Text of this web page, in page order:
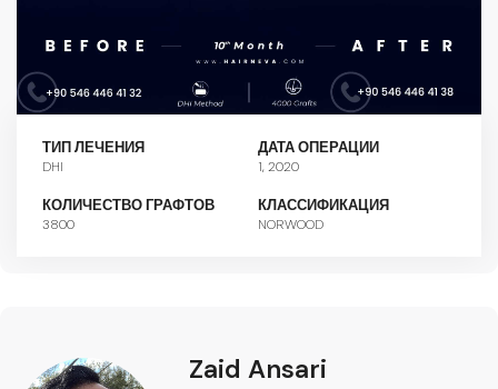
ТИП ЛЕЧЕНИЯ
DHI
ДАТА ОПЕРАЦИИ
1, 2020
КОЛИЧЕСТВО ГРАФТОВ
3800
КЛАССИФИКАЦИЯ
NORWOOD
Zaid Ansari